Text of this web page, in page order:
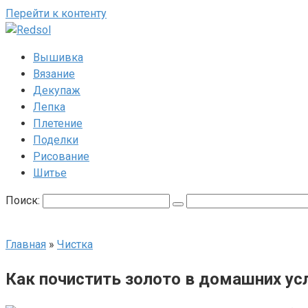
Перейти к контенту
Вышивка
Вязание
Декупаж
Лепка
Плетение
Поделки
Рисование
Шитье
Поиск:
Главная » Чистка
Как почистить золото в домашних